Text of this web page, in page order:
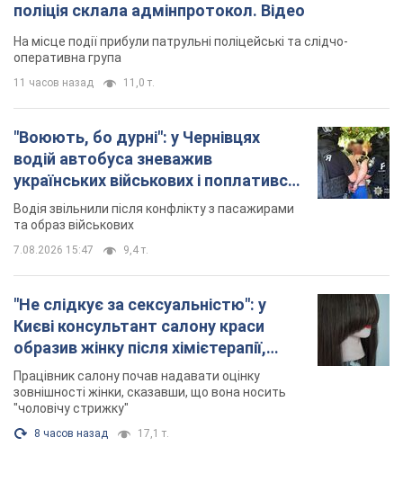
поліція склала адмінпротокол. Відео
На місце події прибули патрульні поліцейські та слідчо-
оперативна група
11 часов назад 11,0 т.
"Воюють, бо дурні": у Чернівцях
водій автобуса зневажив
українських військових і поплатився.
Відео
Водія звільнили після конфлікту з пасажирами
та образ військових
7.08.2026 15:47 9,4 т.
"Не слідкує за сексуальністю": у
Києві консультант салону краси
образив жінку після хімієтерапії,
розгорівся скандал. Фото
Працівник салону почав надавати оцінку
зовнішності жінки, сказавши, що вона носить
"чоловічу стрижку"
8 часов назад 17,1 т.